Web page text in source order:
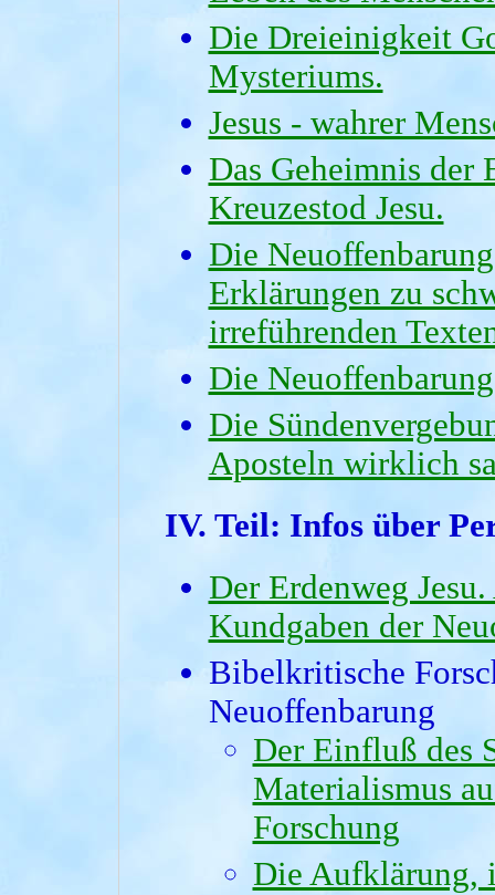
Die Dreieinigkeit
Mysteriums.
Jesus - wahrer
Das Geheimnis der
Kreuzestod Jesu.
Die
Erklärungen zu
irreführenden
Die
Die
Aposteln wirklich
IV. Teil: Infos über
Der Erdenweg
Kundgaben der
Bibelkritische
Neuoffenbarung
Der Einfluß des
Materialismus
Forschung
Die Aufklärung,